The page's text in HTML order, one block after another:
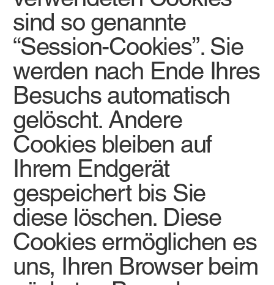
sind so genannte
“Session-Cookies”. Sie
werden nach Ende Ihres
Besuchs automatisch
gelöscht. Andere
Cookies bleiben auf
Ihrem Endgerät
gespeichert bis Sie
diese löschen. Diese
Cookies ermöglichen es
uns, Ihren Browser beim